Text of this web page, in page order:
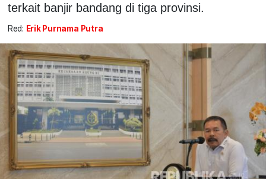
terkait banjir bandang di tiga provinsi.
Red: Erik Purnama Putra